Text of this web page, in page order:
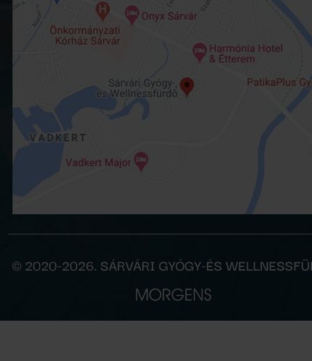
© 2020-2026. SÁRVÁRI GYÓGY-ÉS